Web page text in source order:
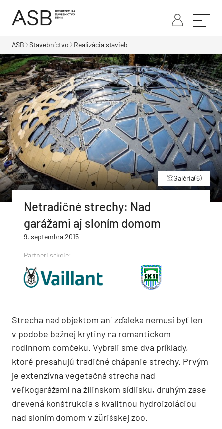
ASB Stavebníctvo Realizácia stavieb
Galéria(6)
Netradičné strechy: Nad
garážami aj sloním domom
9. septembra 2015
Partneri sekcie:
Strecha nad objektom ani zďaleka nemusí byť len
v podobe bežnej krytiny na romantickom
rodinnom domčeku. Vybrali sme dva príklady,
ktoré presahujú tradičné chápanie strechy. Prvým
je extenzívna vegetačná strecha nad
veľkogarážami na žilinskom sídlisku, druhým zase
drevená konštrukcia s kvalitnou hydroizoláciou
nad sloním domom v zürišskej zoo.